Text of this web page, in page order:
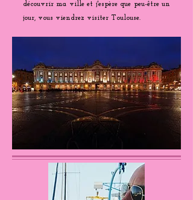
découvrir ma ville et j'espère que peu-être un
jour, vous viendrez visiter Toulouse.